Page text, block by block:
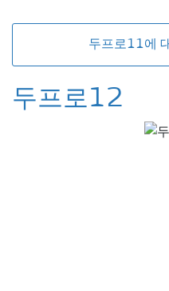
두프로11에
두프로12